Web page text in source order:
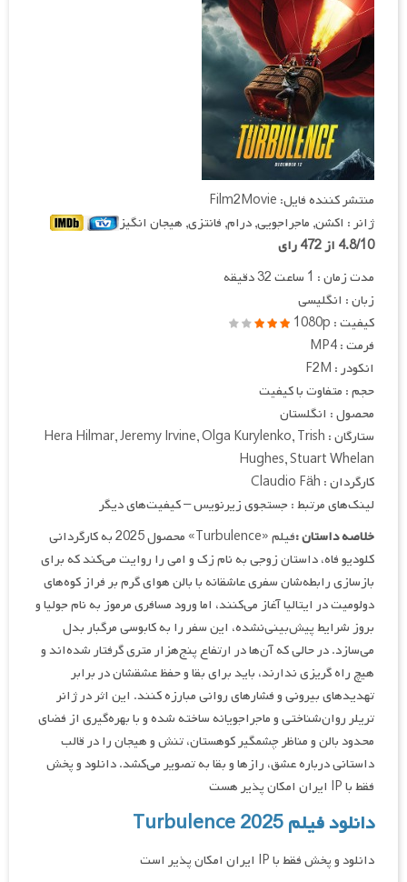
منتشر کننده فایل: Film2Movie
ژانر : اکشن, ماجراجویی, درام, فانتزی, هیجان انگیز
4.8/10 از 472 رای
مدت زمان : 1 ساعت 32 دقیقه
زبان : انگلیسی
کیفیت : 1080p
فرمت : MP4
انکودر : F2M
حجم : متفاوت با کیفیت
محصول : انگلستان
ستارگان : Hera Hilmar, Jeremy Irvine, Olga Kurylenko, Trish
Hughes, Stuart Whelan
کارگردان : Claudio Fäh
لینک‌های مرتبط : جستجوی زیرنویس – کیفیت‌های دیگر
خلاصه داستان :
فیلم «Turbulence» محصول 2025 به کارگردانی
کلودیو فاه، داستان زوجی به نام زک و امی را روایت می‌کند که برای
بازسازی رابطه‌شان سفری عاشقانه با بالن هوای گرم بر فراز کوه‌های
دولومیت در ایتالیا آغاز می‌کنند، اما ورود مسافری مرموز به نام جولیا و
بروز شرایط پیش‌بینی‌نشده، این سفر را به کابوسی مرگبار بدل
می‌سازد. در حالی که آن‌ها در ارتفاع پنج‌هزار متری گرفتار شده‌اند و
هیچ راه گریزی ندارند، باید برای بقا و حفظ عشقشان در برابر
تهدیدهای بیرونی و فشارهای روانی مبارزه کنند. این اثر در ژانر
تریلر روان‌شناختی و ماجراجویانه ساخته شده و با بهره‌گیری از فضای
محدود بالن و مناظر چشمگیر کوهستان، تنش و هیجان را در قالب
داستانی درباره عشق، رازها و بقا به تصویر می‌کشد. دانلود و پخش
فقط با IP ایران امکان پذیر هست
دانلود فیلم Turbulence 2025
دانلود و پخش فقط با IP ایران امکان پذیر است